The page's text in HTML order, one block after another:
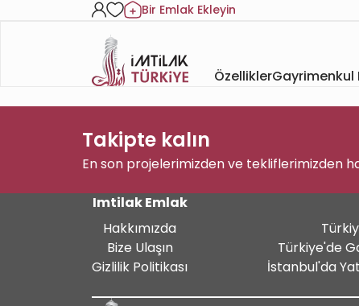
Bir Emlak Ekleyin
ÖzelliklerGayrimenkul
Takipte kalın
En son projelerimizden ve tekliflerimizden
Imtilak Emlak
Hakkımızda
Bize Ulaşın
Gizlilik Politikası
Türkiye'de
İstanbul'da